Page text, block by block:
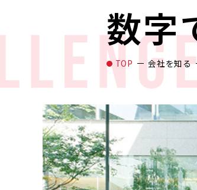
数字
TOP 会社を知る